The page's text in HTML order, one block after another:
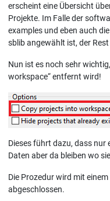
erscheint eine Übersicht
Projekte. Im Falle der
examples und eben auch
sblib angewählt ist, der
Nun ist es noch sehr
workspace“ entfernt wird!
Dieses führt dazu, dass nur
Daten aber da bleiben wo
Die Prozedur wird mit
abgeschlossen.